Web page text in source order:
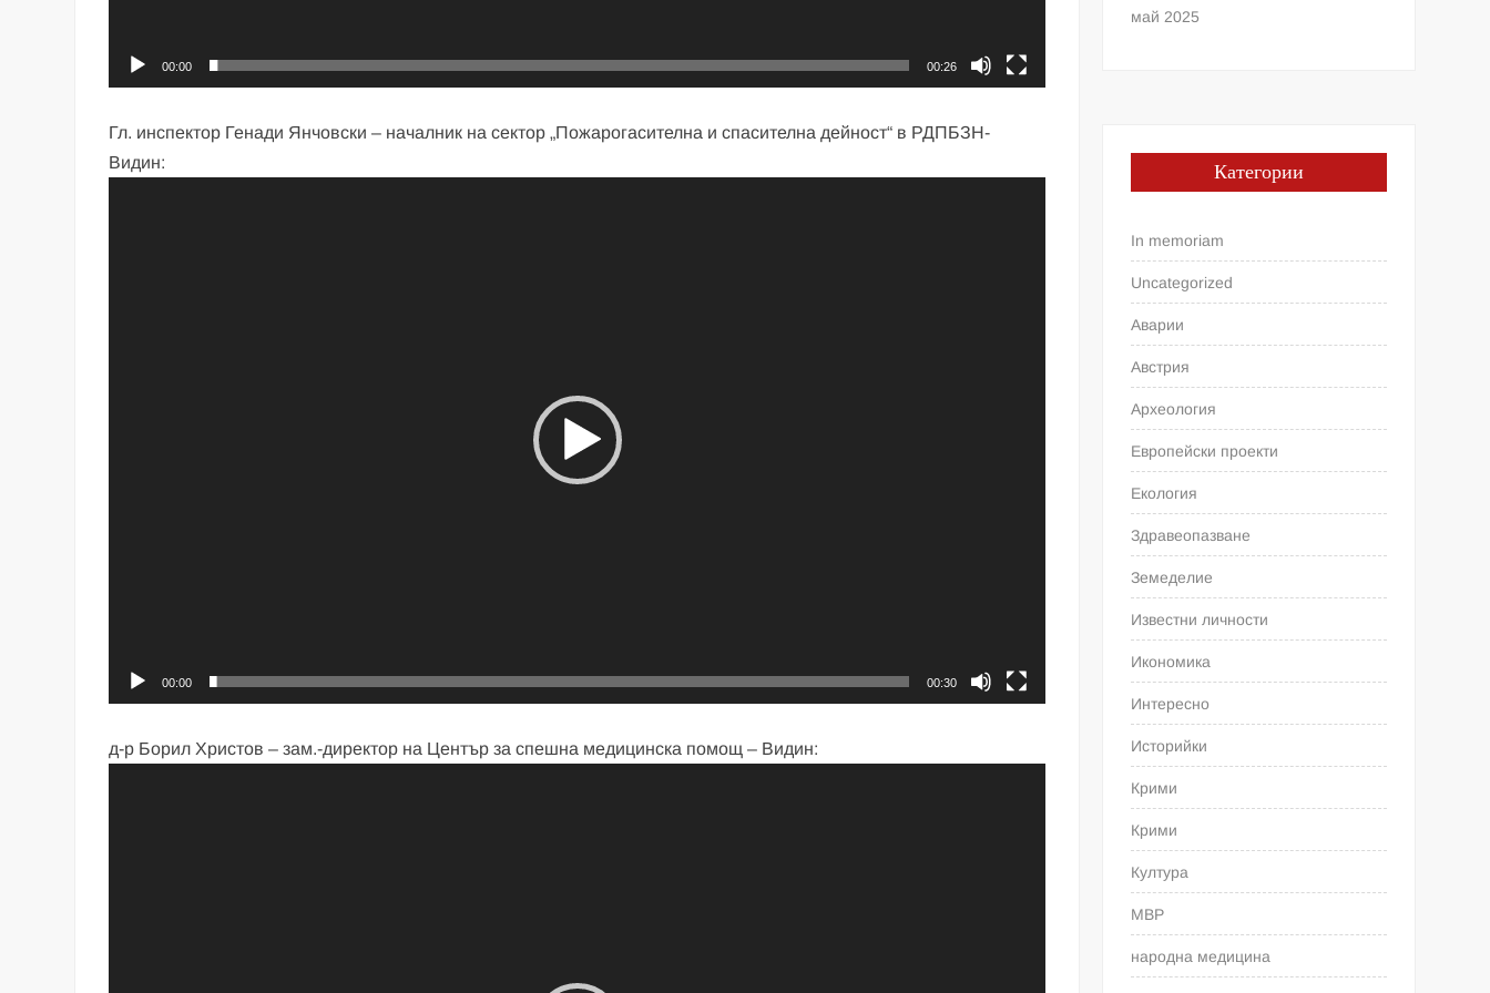
00:00 00:26
Гл. инспектор Генади Янчовски – началник на сектор „Пожарогасителна и спасителна дейност“ в РДПБЗН-
Видин:
00:00 00:30
д-р Борил Христов – зам.-директор на Център за спешна медицинска помощ – Видин:
май 2025
Категории
In memoriam
Uncategorized
Аварии
Австрия
Археология
Европейски проекти
Екология
Здравеопазване
Земеделие
Известни личности
Икономика
Интересно
Историйки
Крими
Крими
Култура
МВР
народна медицина